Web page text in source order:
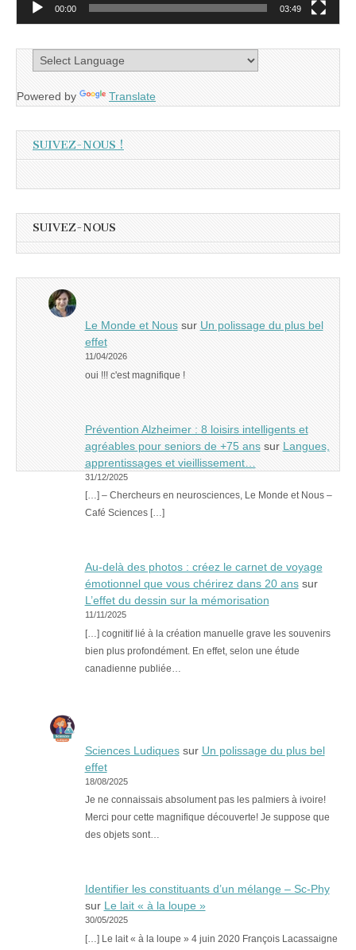
00:00 03:49
Powered by Translate
SUIVEZ-NOUS !
SUIVEZ-NOUS
Le Monde et Noussur Un polissage du plus bel
effet
11/04/2026
oui !!! c'est magnifique !
Prévention Alzheimer : 8 loisirs intelligents et
agréables pour seniors de +75 anssur Langues,
apprentissages et vieillissement…
31/12/2025
[…] – Chercheurs en neurosciences, Le Monde et Nous –
Café Sciences […]
Au-delà des photos : créez le carnet de voyage
émotionnel que vous chérirez dans 20 anssur
L’effet du dessin sur la mémorisation
11/11/2025
[…] cognitif lié à la création manuelle grave les souvenirs
bien plus profondément. En effet, selon une étude
canadienne publiée…
Sciences Ludiquessur Un polissage du plus bel
effet
18/08/2025
Je ne connaissais absolument pas les palmiers à ivoire!
Merci pour cette magnifique découverte! Je suppose que
des objets sont…
Identifier les constituants d’un mélange – Sc-Phy
sur Le lait « à la loupe »
30/05/2025
[…] Le lait « à la loupe » 4 juin 2020 François Lacassaigne